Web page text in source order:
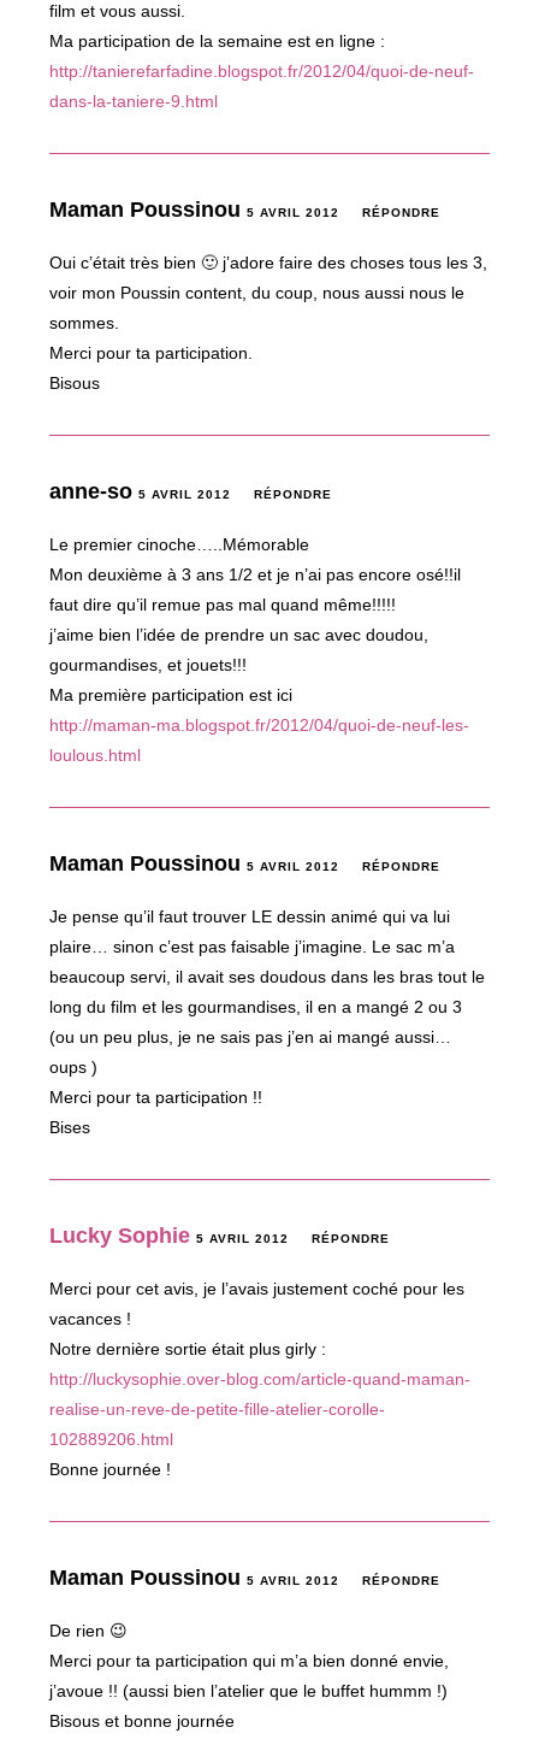
film et vous aussi.
Ma participation de la semaine est en ligne :
http://tanierefarfadine.blogspot.fr/2012/04/quoi-de-neuf-
dans-la-taniere-9.html
Maman Poussinou5 AVRIL 2012 RÉPONDRE
Oui c’était très bien 🙂 j’adore faire des choses tous les 3,
voir mon Poussin content, du coup, nous aussi nous le
sommes.
Merci pour ta participation.
Bisous
anne-so5 AVRIL 2012 RÉPONDRE
Le premier cinoche…..Mémorable
Mon deuxième à 3 ans 1/2 et je n’ai pas encore osé!!il
faut dire qu’il remue pas mal quand même!!!!!
j’aime bien l’idée de prendre un sac avec doudou,
gourmandises, et jouets!!!
Ma première participation est ici
http://maman-ma.blogspot.fr/2012/04/quoi-de-neuf-les-
loulous.html
Maman Poussinou5 AVRIL 2012 RÉPONDRE
Je pense qu’il faut trouver LE dessin animé qui va lui
plaire… sinon c’est pas faisable j’imagine. Le sac m’a
beaucoup servi, il avait ses doudous dans les bras tout le
long du film et les gourmandises, il en a mangé 2 ou 3
(ou un peu plus, je ne sais pas j’en ai mangé aussi…
oups )
Merci pour ta participation !!
Bises
Lucky Sophie 5 AVRIL 2012 RÉPONDRE
Merci pour cet avis, je l’avais justement coché pour les
vacances !
Notre dernière sortie était plus girly :
http://luckysophie.over-blog.com/article-quand-maman-
realise-un-reve-de-petite-fille-atelier-corolle-
102889206.html
Bonne journée !
Maman Poussinou5 AVRIL 2012 RÉPONDRE
De rien 😉
Merci pour ta participation qui m’a bien donné envie,
j’avoue !! (aussi bien l’atelier que le buffet hummm !)
Bisous et bonne journée